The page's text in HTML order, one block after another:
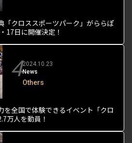
「クロススポーツパーク」がららぽ
17日に開催決定！
42024.10.23
News
Others
を全国で体験できるイベント「クロ
万人を動員！